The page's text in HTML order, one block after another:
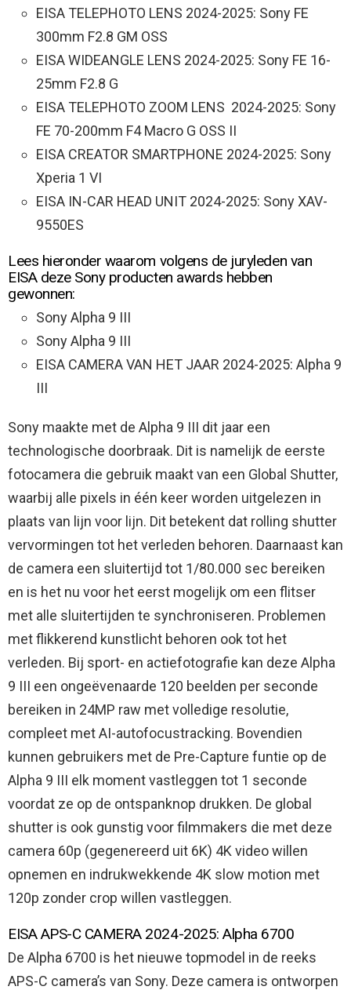
EISA TELEPHOTO LENS 2024-2025: Sony FE
300mm F2.8 GM OSS
EISA WIDEANGLE LENS 2024-2025: Sony FE 16-
25mm F2.8 G
EISA TELEPHOTO ZOOM LENS ​ 2024-2025: Sony
FE 70-200mm F4 Macro G OSS II
EISA CREATOR SMARTPHONE 2024-2025: Sony
Xperia 1 VI
EISA IN-CAR HEAD UNIT 2024-2025: Sony XAV-
9550ES
Lees hieronder waarom volgens de juryleden van
EISA deze Sony producten awards hebben
gewonnen:
Sony Alpha 9 III
Sony Alpha 9 III
EISA CAMERA VAN HET JAAR 2024-2025: Alpha 9
III
Sony maakte met de Alpha 9 III dit jaar een
technologische doorbraak. Dit is namelijk de eerste
fotocamera die gebruik maakt van een Global Shutter,
waarbij alle pixels in één keer worden uitgelezen in
plaats van lijn voor lijn. Dit betekent dat rolling shutter
vervormingen tot het verleden behoren. Daarnaast kan
de camera een sluitertijd tot 1/80.000 sec bereiken
en is het nu voor het eerst mogelijk om een flitser
met alle sluitertijden te synchroniseren. Problemen
met flikkerend kunstlicht behoren ook tot het
verleden. Bij sport- en actiefotografie kan deze Alpha
9 III een ongeëvenaarde 120 beelden per seconde
bereiken in 24MP raw met volledige resolutie,
compleet met AI-autofocustracking. Bovendien
kunnen gebruikers met de Pre-Capture funtie op de
Alpha 9 III elk moment vastleggen tot 1 seconde
voordat ze op de ontspanknop drukken. De global
shutter is ook gunstig voor filmmakers die met deze
camera 60p (gegenereerd uit 6K) 4K video willen
opnemen en indrukwekkende 4K slow motion met
120p zonder crop willen vastleggen.
EISA APS-C CAMERA 2024-2025: Alpha 6700
De Alpha 6700 is het nieuwe topmodel in de reeks
APS-C camera’s van Sony. Deze camera is ontworpen